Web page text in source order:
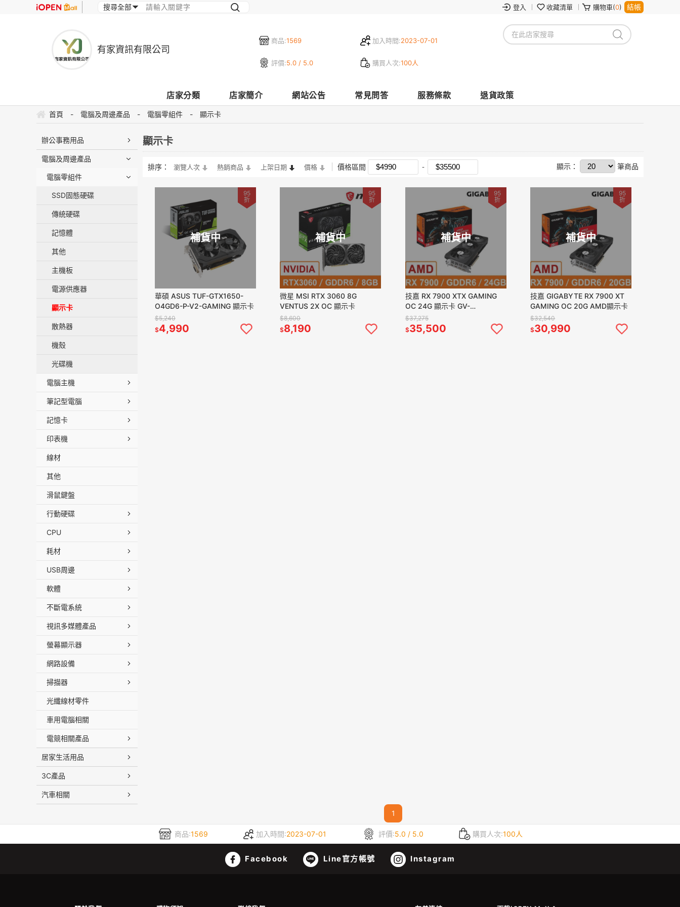
登入 收藏清單 購物車(0) 結帳
商品:1569 加入時間:2023-07-01
評價:5.0 / 5.0 購買人次:100人
有家資訊有限公司
店家分類 店家簡介 網站公告 常見問答 服務條款 退貨政策
首頁 - 電腦及周邊產品 - 電腦零組件 - 顯示卡
辦公事務用品
電腦及周邊產品
電腦零組件
SSD固態硬碟
傳統硬碟
記憶體
其他
主機板
電源供應器
顯示卡
散熱器
機殼
光碟機
電腦主機
筆記型電腦
記憶卡
印表機
線材
其他
滑鼠鍵盤
行動硬碟
CPU
耗材
USB周邊
軟體
不斷電系統
視訊多媒體產品
螢幕顯示器
網路設備
掃描器
光纖線材零件
車用電腦相關
電競相關產品
居家生活用品
3C產品
汽車相關
顯示卡
排序： 瀏覽人次 熱銷商品 上架日期 價格 價格區間 顯示： 筆商品
補貨中
95
折
華碩 ASUS TUF-GTX1650-
O4GD6-P-V2-GAMING 顯示卡
$5,240
$4,990
補貨中
95
折
微星 MSI RTX 3060 8G
VENTUS 2X OC 顯示卡
$8,600
$8,190
補貨中
95
折
技嘉 RX 7900 XTX GAMING
OC 24G 顯示卡 GV-
R79XTXGAMING OC-24GD
$37,275
$35,500
補貨中
95
折
技嘉 GIGABYTE RX 7900 XT
GAMING OC 20G AMD顯示卡
$32,540
$30,990
1
商品:1569 加入時間:2023-07-01 評價:5.0 / 5.0 購買人次:100人
Facebook Line官方帳號 Instagram